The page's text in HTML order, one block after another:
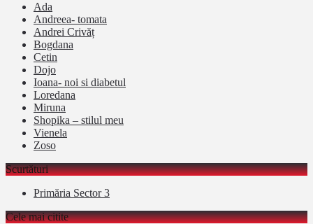
Ada
Andreea- tomata
Andrei Crivăț
Bogdana
Cetin
Dojo
Ioana- noi si diabetul
Loredana
Miruna
Shopika – stilul meu
Vienela
Zoso
Scurtături
Primăria Sector 3
Cele mai citite